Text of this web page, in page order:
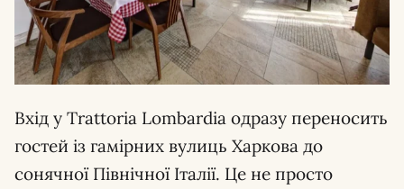
Вхід у Trattoria Lombardia одразу переносить
гостей із гамірних вулиць Харкова до
сонячної Північної Італії. Це не просто